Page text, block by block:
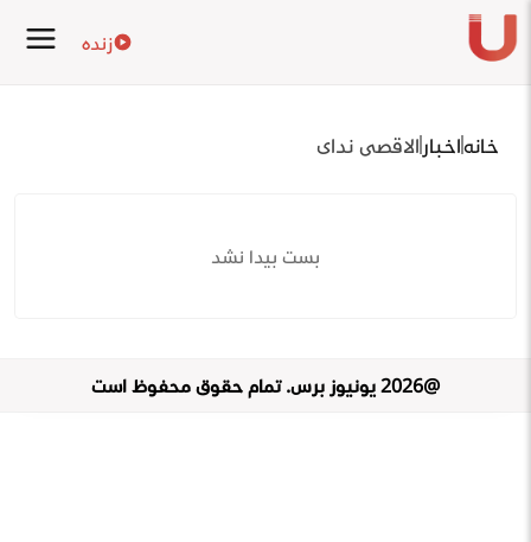
زنده
خانهاخبار الاقصی ندای
پست پیدا نشد
@
2026یونیوز پرس. تمام حقوق محفوظ است